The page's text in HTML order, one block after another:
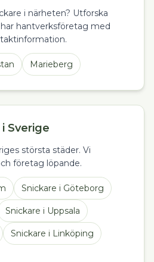
i närheten? Utforska
hantverksföretag med
Marieberg
Sverige
största städer. Vi
företag löpande.
Snickare i Göteborg
Snickare i Uppsala
Snickare i Linköping